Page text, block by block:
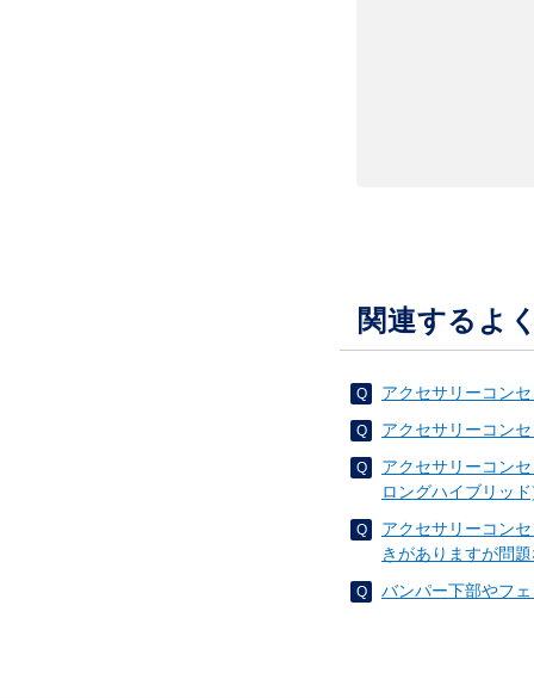
関連するよ
アクセサリーコン
アクセサリーコン
アクセサリーコン
ロングハイブリッ
アクセサリーコン
きがありますが問
バンパー下部やフ